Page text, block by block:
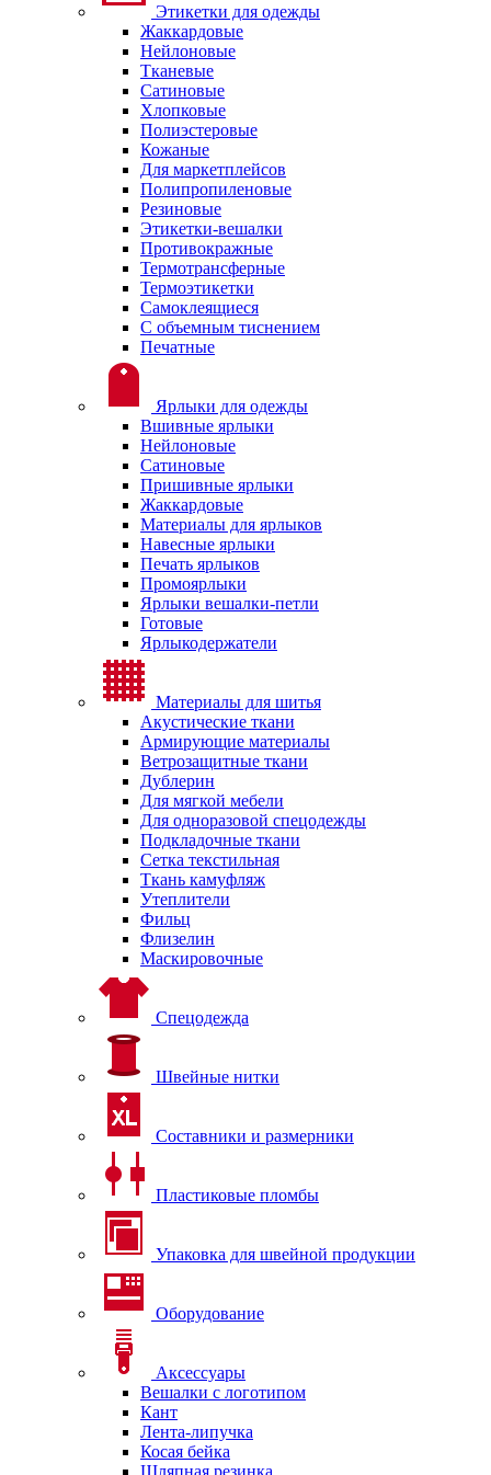
Этикетки для одежды
Жаккардовые
Нейлоновые
Тканевые
Сатиновые
Хлопковые
Полиэстеровые
Кожаные
Для маркетплейсов
Полипропиленовые
Резиновые
Этикетки-вешалки
Противокражные
Термотрансферные
Термоэтикетки
Самоклеящиеся
С объемным тиснением
Печатные
Ярлыки для одежды
Вшивные ярлыки
Нейлоновые
Сатиновые
Пришивные ярлыки
Жаккардовые
Материалы для ярлыков
Навесные ярлыки
Печать ярлыков
Промоярлыки
Ярлыки вешалки-петли
Готовые
Ярлыкодержатели
Материалы для шитья
Акустические ткани
Армирующие материалы
Ветрозащитные ткани
Дублерин
Для мягкой мебели
Для одноразовой спецодежды
Подкладочные ткани
Сетка текстильная
Ткань камуфляж
Утеплители
Фильц
Флизелин
Маскировочные
Спецодежда
Швейные нитки
Составники и размерники
Пластиковые пломбы
Упаковка для швейной продукции
Оборудование
Аксессуары
Вешалки с логотипом
Кант
Лента-липучка
Косая бейка
Шляпная резинка